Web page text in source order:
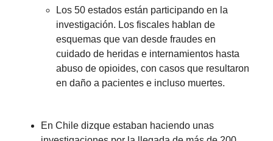
Los 50 estados están participando en la
investigación. Los fiscales hablan de
esquemas que van desde fraudes en
cuidado de heridas e internamientos hasta
abuso de opioides, con casos que resultaron
en daño a pacientes e incluso muertes.
En Chile dizque estaban haciendo unas